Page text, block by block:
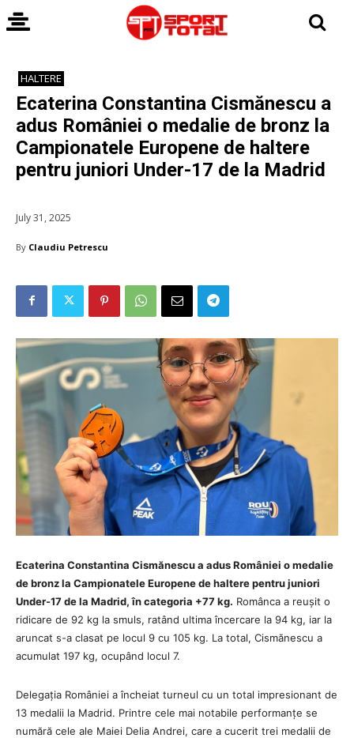
HALTERE
Ecaterina Constantina Cismănescu a
adus României o medalie de bronz la
Campionatele Europene de haltere
pentru juniori Under-17 de la Madrid
July 31, 2025
By Claudiu Petrescu
Ecaterina Constantina Cismănescu a adus României o medalie
de bronz la Campionatele Europene de haltere pentru juniori
Under-17 de la Madrid, în categoria +77 kg. Românca a reușit o
ridicare de 92 kg la smuls, ratând ultima încercare la 94 kg, iar la
aruncat s-a clasat pe locul 9 cu 105 kg. La total, Cismănescu a
acumulat 197 kg, ocupând locul 7.
Delegația României a încheiat turneul cu un total impresionant de
13 medalii la Madrid. Printre cele mai notabile performanțe se
numără cele ale Maiei Delia Andrei, care a cucerit trei medalii de